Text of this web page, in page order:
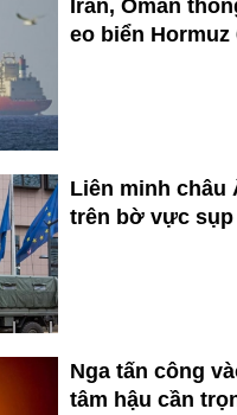
Iran, Oman
eo biển Hormuz
Liên minh châu
trên bờ vực sụp
Nga tấn công
tâm hậu cần